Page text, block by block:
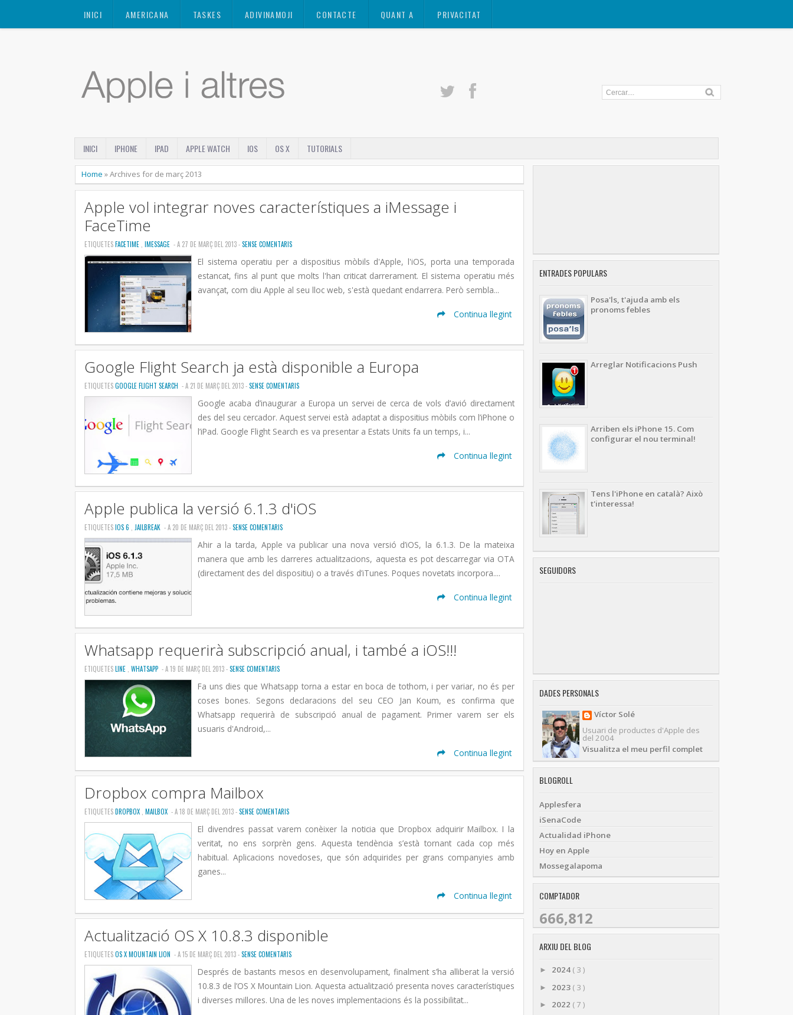
INICI AMERICANA TASKES ADIVINAMOJI CONTACTE QUANT A PRIVACITAT
INICI IPHONE IPAD APPLE WATCH IOS OS X TUTORIALS
Home »Archives for de març 2013
Apple vol integrar noves característiques a iMessage i
FaceTime
ETIQUETESFACETIME IMESSAGE - A 27 DE MARÇ DEL 2013 -SENSE COMENTARIS
El sistema operatiu per a dispositius mòbils d'Apple, l'iOS, porta una temporada
estancat, fins al punt que molts l'han criticat darrerament. El sistema operatiu més
avançat, com diu Apple al seu lloc web, s'està quedant endarrera. Però sembla...
Continua llegint
Google Flight Search ja està disponible a Europa
ETIQUETESGOOGLE FLIGHT SEARCH - A 21 DE MARÇ DEL 2013 -SENSE COMENTARIS
Google acaba d’inaugurar a Europa un servei de cerca de vols d’avió directament
des del seu cercador. Aquest servei està adaptat a dispositius mòbils com l’iPhone o
l’iPad. Google Flight Search es va presentar a Estats Units fa un temps, i...
Continua llegint
Apple publica la versió 6.1.3 d'iOS
ETIQUETESIOS 6 JAILBREAK - A 20 DE MARÇ DEL 2013 -SENSE COMENTARIS
Ahir a la tarda, Apple va publicar una nova versió d’iOS, la 6.1.3. De la mateixa
manera que amb les darreres actualitzacions, aquesta es pot descarregar via OTA
(directament des del dispositiu) o a través d’iTunes. Poques novetats incorpora....
Continua llegint
Whatsapp requerirà subscripció anual, i també a iOS!!!
ETIQUETESLINE WHATSAPP - A 19 DE MARÇ DEL 2013 -SENSE COMENTARIS
Fa uns dies que Whatsapp torna a estar en boca de tothom, i per variar, no és per
coses bones. Segons declaracions del seu CEO Jan Koum, es confirma que
Whatsapp requerirà de subscripció anual de pagament. Primer varem ser els
usuaris d'Android,...
Continua llegint
Dropbox compra Mailbox
ETIQUETESDROPBOX MAILBOX - A 18 DE MARÇ DEL 2013 -SENSE COMENTARIS
El divendres passat varem conèixer la noticia que Dropbox adquirir Mailbox. I la
veritat, no ens sorprèn gens. Aquesta tendència s’està tornant cada cop més
habitual. Aplicacions novedoses, que són adquirides per grans companyies amb
ganes...
Continua llegint
Actualització OS X 10.8.3 disponible
ETIQUETESOS X MOUNTAIN LION - A 15 DE MARÇ DEL 2013 -SENSE COMENTARIS
Després de bastants mesos en desenvolupament, finalment s’ha alliberat la versió
10.8.3 de l’OS X Mountain Lion. Aquesta actualització presenta noves característiques
i diverses millores. Una de les noves implementacions és la possibilitat...
ENTRADES POPULARS
Posa'ls, t'ajuda amb els
pronoms febles
Arreglar Notificacions Push
Arriben els iPhone 15. Com
configurar el nou terminal!
Tens l'iPhone en català? Això
t'interessa!
SEGUIDORS
DADES PERSONALS
Víctor Solé
Usuari de productes d'Apple des
del 2004
Visualitza el meu perfil complet
BLOGROLL
Applesfera
iSenaCode
Actualidad iPhone
Hoy en Apple
Mossegalapoma
COMPTADOR
666,812
ARXIU DEL BLOG
► 2024 ( 3 )
► 2023 ( 3 )
► 2022 ( 7 )